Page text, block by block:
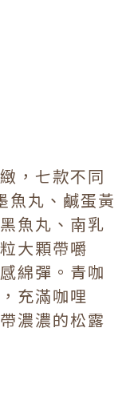
，七款不同
魚丸、鹹蛋黃
魚丸、南乳
大顆帶嚼
綿彈。青咖
充滿咖哩
濃濃的松露